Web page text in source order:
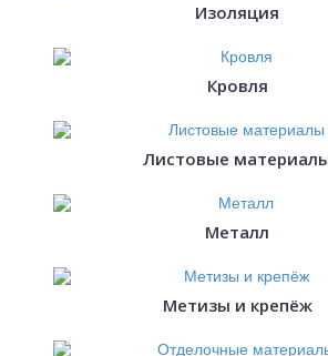
Изоляция
Кровля
Листовые
Металл
Метизы и крепёж